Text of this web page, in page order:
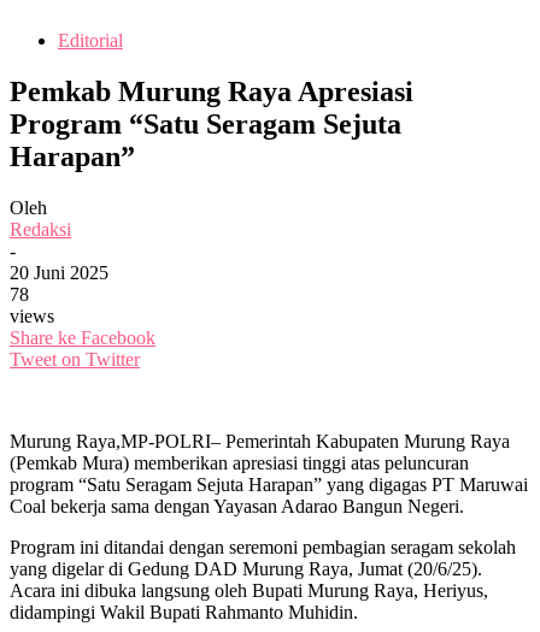
Editorial
Pemkab Murung Raya Apresiasi
Program “Satu Seragam Sejuta
Harapan”
Oleh
Redaksi
-
20 Juni 2025
78
views
Share ke Facebook
Tweet on Twitter
Murung Raya,MP-POLRI– Pemerintah Kabupaten Murung Raya
(Pemkab Mura) memberikan apresiasi tinggi atas peluncuran
program “Satu Seragam Sejuta Harapan” yang digagas PT Maruwai
Coal bekerja sama dengan Yayasan Adarao Bangun Negeri.
Program ini ditandai dengan seremoni pembagian seragam sekolah
yang digelar di Gedung DAD Murung Raya, Jumat (20/6/25).
Acara ini dibuka langsung oleh Bupati Murung Raya, Heriyus,
didampingi Wakil Bupati Rahmanto Muhidin.